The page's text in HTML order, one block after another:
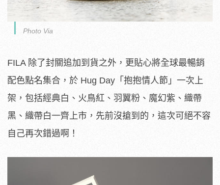
Photo Via
FILA 除了封關追加到貨之外，更貼心將全球最暢銷
配色點名集合，於 Hug Day「抱抱情人節」一次上
架，包括經典白、火鳥紅、羽翼粉、魔幻紫、織帶
黑、織帶白一齊上市，先前沒搶到的，這次可絕不容
自己再次錯過啊！